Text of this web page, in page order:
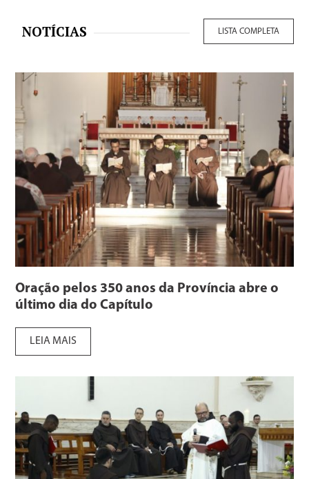
NOTÍCIAS LISTA COMPLETA
Oração pelos 350 anos da Província abre o
último dia do Capítulo
LEIA MAIS